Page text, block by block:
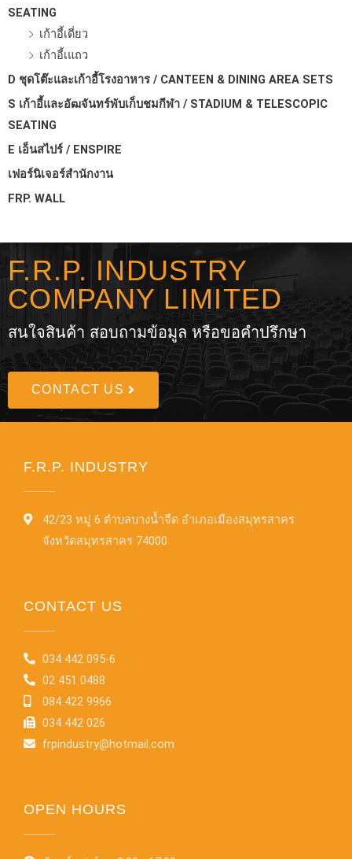
SEATING
เก้าอี้เดี่ยว
เก้าอี้เแถว
D ชุดโต๊ะและเก้าอี้โรงอาหาร / CANTEEN & DINING AREA SETS
S เก้าอี้และอัฒจันทร์พับเก็บชมกีฬา / STADIUM & TELESCOPIC
SEATING
E เอ็นสไปร์ / ENSPIRE
เฟอร์นิเจอร์สำนักงาน
FRP. WALL
F.R.P. INDUSTRY
COMPANY LIMITED
สนใจสินค้า สอบถามข้อมูล หรือขอคำปรึกษา
CONTACT US
F.R.P. INDUSTRY
42/23 หมู่ 6 ตำบลบางน้ำจืด อำเภอเมืองสมุทรสาคร
จังหวัดสมุทรสาคร 74000
CONTACT US
034 442 095-6
02 451 0488
084 422 9966
034 442 026
frpindustry@hotmail.com
OPEN HOURS